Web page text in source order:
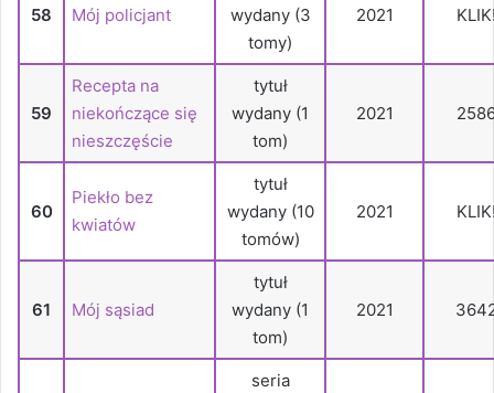
58 Mój policjant
wydany (3
tomy)
2021
59
Recepta na
niekończące się
nieszczęście
tytuł
wydany (1
tom)
2021
60
Piekło bez
kwiatów
tytuł
wydany (10
tomów)
2021
61 Mój sąsiad
tytuł
wydany (1
tom)
2021
seria